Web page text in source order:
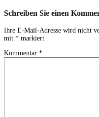
Schreiben Sie einen
Ihre E-Mail-Adresse wird nicht
mit * markiert
Kommentar *